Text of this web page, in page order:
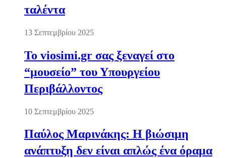
ταλέντα
13 Σεπτεμβρίου 2025
Το viosimi.gr σας ξεναγεί στο
“μουσείο” του Υπουργείου
Περιβάλλοντος
10 Σεπτεμβρίου 2025
Παύλος Μαρινάκης: Η βιώσιμη
ανάπτυξη δεν είναι απλώς ένα όραμα